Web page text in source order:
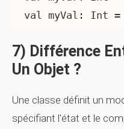
val myVal: Int =
7) Différence
Un Objet ?
Une classe définit un
spécifiant l'état et le